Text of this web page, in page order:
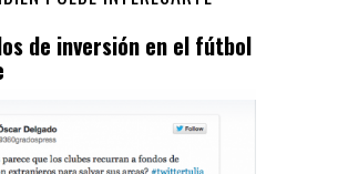
de inversión en el fútbol